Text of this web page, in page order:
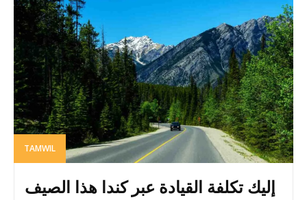
TAMWIL
إليك تكلفة القيادة عبر كندا هذا الصيف